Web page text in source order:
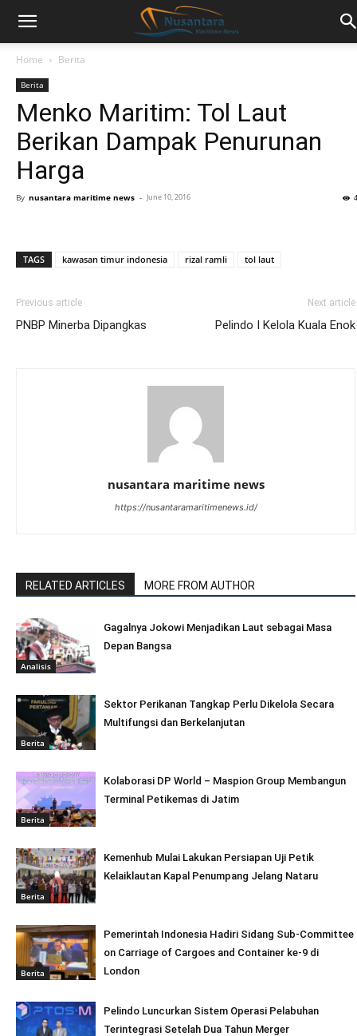
Home Berita
Berita
Menko Maritim: Tol Laut
Berikan Dampak Penurunan
Harga
By nusantara maritime news - June 10, 2016
TAGS kawasan timur indonesia rizal ramli tol laut
Previous article
PNBP Minerba Dipangkas
Next article
Pelindo I Kelola Kuala Enok
nusantara maritime news
https://nusantaramaritimenews.id/
RELATED ARTICLES MORE FROM AUTHOR
Analisis
Gagalnya Jokowi Menjadikan Laut sebagai Masa
Depan Bangsa
Berita
Sektor Perikanan Tangkap Perlu Dikelola Secara
Multifungsi dan Berkelanjutan
Berita
Kolaborasi DP World – Maspion Group Membangun
Terminal Petikemas di Jatim
Berita
Kemenhub Mulai Lakukan Persiapan Uji Petik
Kelaiklautan Kapal Penumpang Jelang Nataru
Berita
Pemerintah Indonesia Hadiri Sidang Sub-Committee
on Carriage of Cargoes and Container ke-9 di
London
Pelindo Luncurkan Sistem Operasi Pelabuhan
Terintegrasi Setelah Dua Tahun Merger